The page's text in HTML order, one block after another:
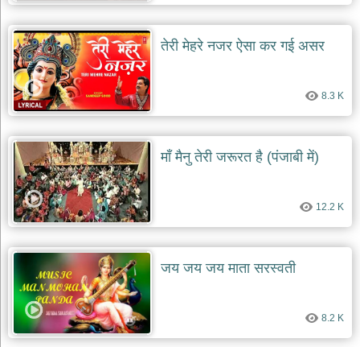
भजन
vishnu
bhajans
बाबा
बालक
नाथ
भजन
balak
nath
bhajans
देश
भक्ति
patriotic
bhajans
खाटू
श्याम
भजन
khatu
तेरी मेहरे नजर ऐसा कर गई असर
8.3 K
माँ मैनु तेरी जरूरत है (पंजाबी में)
12.2 K
जय जय जय माता सरस्वती
8.2 K